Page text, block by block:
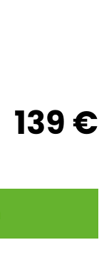
139 €